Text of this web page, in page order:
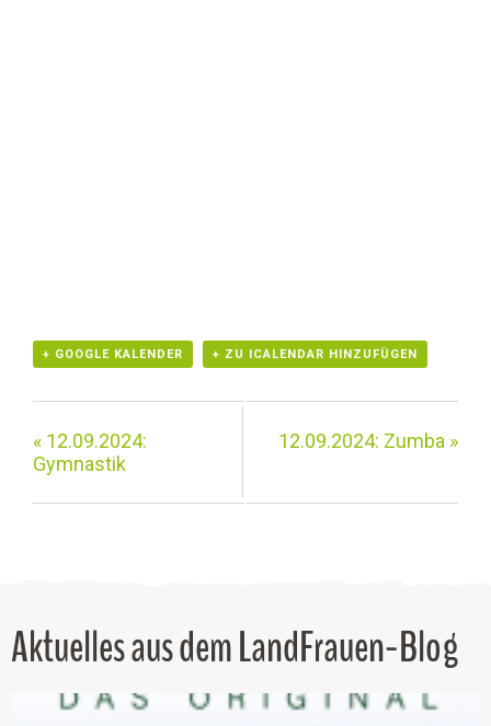
+ GOOGLE KALENDER + ZU ICALENDAR HINZUFÜGEN
« 12.09.2024:
Gymnastik
12.09.2024: Zumba »
Aktuelles aus dem LandFrauen-Blog